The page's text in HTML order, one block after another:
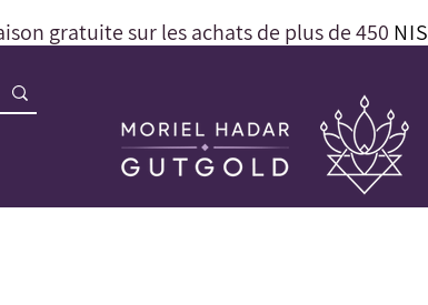
gratuite sur les achats de plus de 450 NIS